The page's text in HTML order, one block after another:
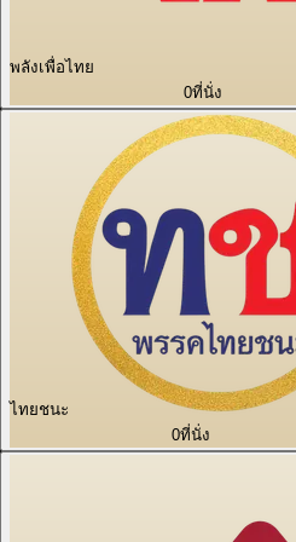
พลังเพื่อไทย
0ที่นั่ง
ไทยชนะ
0ที่นั่ง